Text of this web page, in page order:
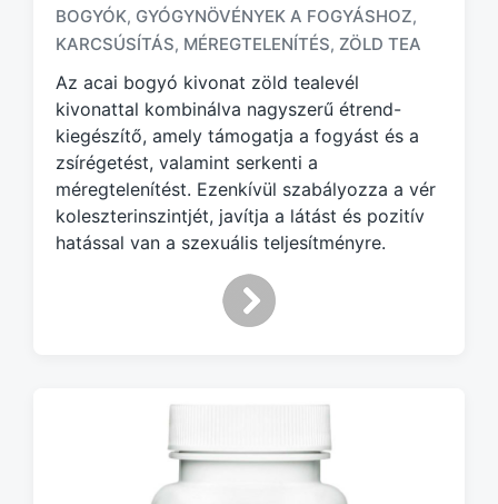
T
a
g
e
d
w
h
BOGYÓK, GYÓGYNÖVÉNYEK A FOGYÁSHOZ,
KARCSÚSÍTÁS, MÉREGTELENÍTÉS, ZÖLD TEA
Az acai bogyó kivonat zöld tealevél
kivonattal kombinálva nagyszerű étrend-
kiegészítő, amely támogatja a fogyást és a
zsírégetést, valamint serkenti a
méregtelenítést. Ezenkívül szabályozza a vér
koleszterinszintjét, javítja a látást és pozitív
hatással van a szexuális teljesítményre.